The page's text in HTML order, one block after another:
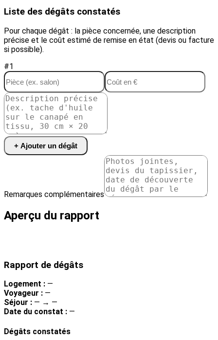
Liste des dégâts constatés
Pour chaque dégât : la pièce concernée, une description
précise et le coût estimé de remise en état (devis ou facture
si possible).
#1
+ Ajouter un dégât
Remarques complémentaires
Aperçu du rapport
Rapport de dégâts
Logement : —
Voyageur : —
Séjour : — → —
Date du constat : —
Dégâts constatés